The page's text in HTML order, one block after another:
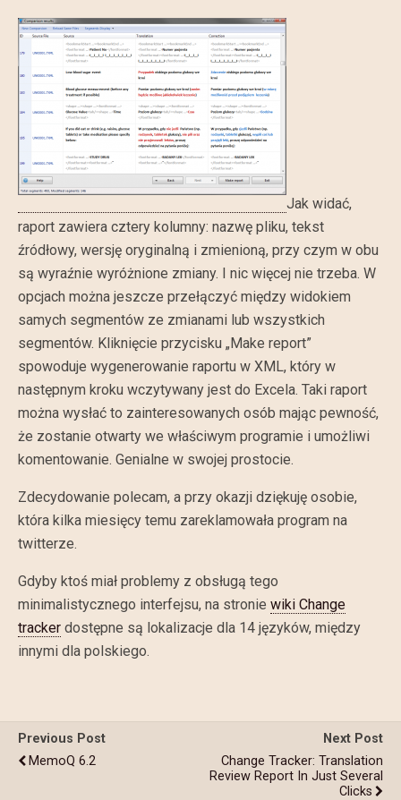
Jak widać,
raport zawiera cztery kolumny: nazwę pliku, tekst
źródłowy, wersję oryginalną i zmienioną, przy czym w obu
są wyraźnie wyróżnione zmiany. I nic więcej nie trzeba. W
opcjach można jeszcze przełączyć między widokiem
samych segmentów ze zmianami lub wszystkich
segmentów. Kliknięcie przycisku „Make report”
spowoduje wygenerowanie raportu w XML, który w
następnym kroku wczytywany jest do Excela. Taki raport
można wysłać to zainteresowanych osób mając pewność,
że zostanie otwarty we właściwym programie i umożliwi
komentowanie. Genialne w swojej prostocie.
Zdecydowanie polecam, a przy okazji dziękuję osobie,
która kilka miesięcy temu zareklamowała program na
twitterze.
Gdyby ktoś miał problemy z obsługą tego
minimalistycznego interfejsu, na stronie wiki Change
tracker dostępne są lokalizacje dla 14 języków, między
innymi dla polskiego.
Previous Post
MemoQ 6.2
Next Post
Change Tracker: Translation
Review Report In Just Several
Clicks